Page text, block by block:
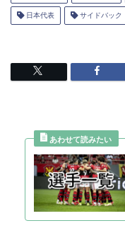
日本代表 サイドバック